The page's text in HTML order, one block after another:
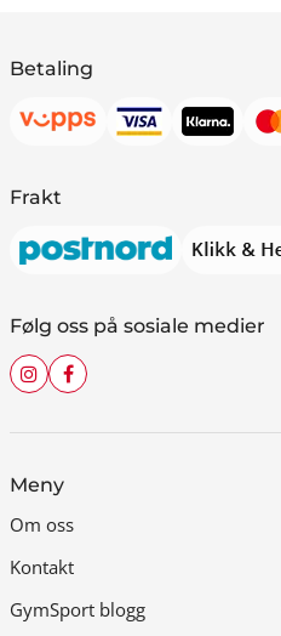
Betaling
Frakt
Følg oss på sosiale medier
Meny
Om oss
Kontakt
GymSport blogg